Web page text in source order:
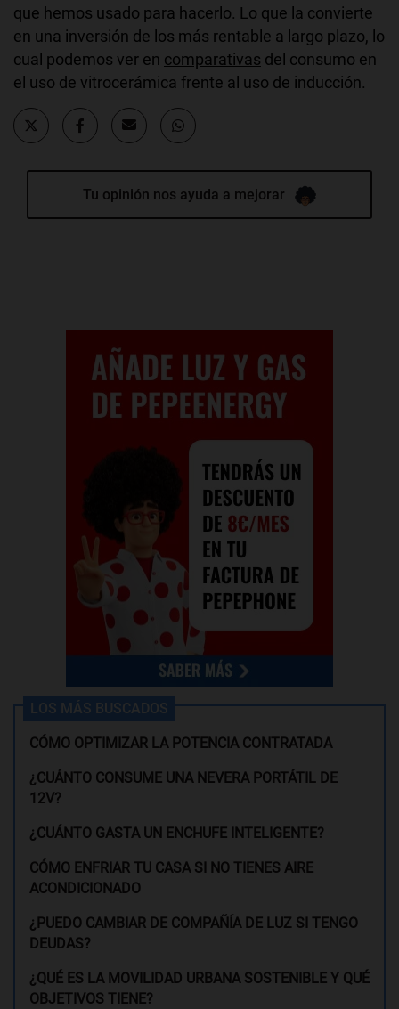
que hemos usado para hacerlo. Lo que la convierte
en una inversión de los más rentable a largo plazo, lo
cual podemos ver en comparativas del consumo en
el uso de vitrocerámica frente al uso de inducción.
Tu opinión nos ayuda a mejorar
LOS MÁS BUSCADOS
CÓMO OPTIMIZAR LA POTENCIA CONTRATADA
¿CUÁNTO CONSUME UNA NEVERA PORTÁTIL DE
12V?
¿CUÁNTO GASTA UN ENCHUFE INTELIGENTE?
CÓMO ENFRIAR TU CASA SI NO TIENES AIRE
ACONDICIONADO
¿PUEDO CAMBIAR DE COMPAÑÍA DE LUZ SI TENGO
DEUDAS?
¿QUÉ ES LA MOVILIDAD URBANA SOSTENIBLE Y QUÉ
OBJETIVOS TIENE?